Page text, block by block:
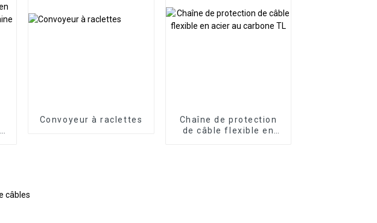
Convoyeur à raclettes
Chaîne de protection
de câble flexible en